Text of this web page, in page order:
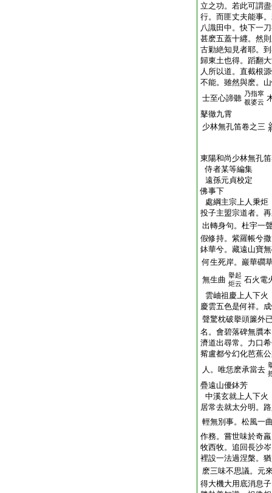
立之功。若此可謂
行。而匪丈夫能事
八識田中。快下一
甚麽五蓋十纒。然
古勦絶知見者耶。
歸東土也得。蹈翻
人所以道。直截根
不能。雖然與麽。
士至心諦聽 乃指窣
覩婆云
鼕徹九霄
少林無孔笛卷之三
東陽和尚少林無孔
侍者某等編集
遠孫元貞校定
佛事下
處綱主宗上人秉炬
投子主盟宗道者。
出轉身句。杜宇一
假修持。紫羅帳兮
鉢華兮。藏遠山寶
何生死岸。巖華磵
無生曲 擧起
炬云 石火電
雲岫祖慶上人下火
慶雲五色是何祥。
聲驚枕破擧頭簾外
名。會碧落碑無贋
濟道出尋常。力口
觜盧都兮幻化芭蕉
人。唯恁麽承當去
疊遠山優鉢芳
中溪玄就上人下火
居常去就太分明。
輕無別事。松風一
作務。嘗世味於奇
牧西牧。追回長沙
裡設一法過涅槃。
麽三味不思議。元
得大機大用底消息